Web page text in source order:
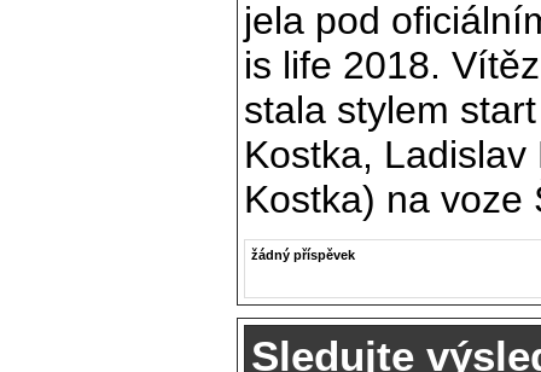
jela pod
is life 2018.
stala stylem
Kostka,
Kostka) na voze
žádný příspěvek
Sledujte